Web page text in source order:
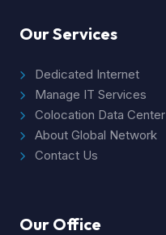
Our Services
Dedicated Internet
Manage IT Services
Colocation Data Center
About Global Network
Contact Us
Our Office